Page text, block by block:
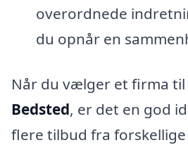
overordnede
du opnår en
Når du vælger et firma til
Bedsted, er det en god
flere tilbud fra